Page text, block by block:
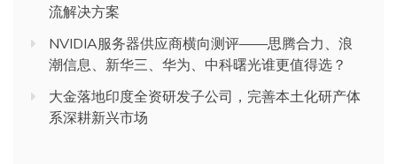
流解决方案
NVIDIA服务器供应商横向测评——思腾合力、浪
潮信息、新华三、华为、中科曙光谁更值得选？
大金落地印度全资研发子公司，完善本土化研产体
系深耕新兴市场